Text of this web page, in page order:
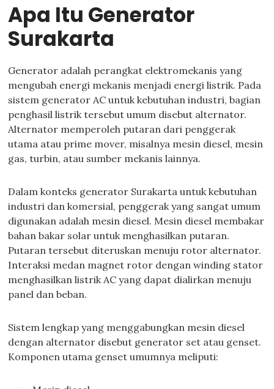
Apa Itu Generator
Surakarta
Generator adalah perangkat elektromekanis yang
mengubah energi mekanis menjadi energi listrik. Pada
sistem generator AC untuk kebutuhan industri, bagian
penghasil listrik tersebut umum disebut alternator.
Alternator memperoleh putaran dari penggerak
utama atau prime mover, misalnya mesin diesel, mesin
gas, turbin, atau sumber mekanis lainnya.
Dalam konteks generator Surakarta untuk kebutuhan
industri dan komersial, penggerak yang sangat umum
digunakan adalah mesin diesel. Mesin diesel membakar
bahan bakar solar untuk menghasilkan putaran.
Putaran tersebut diteruskan menuju rotor alternator.
Interaksi medan magnet rotor dengan winding stator
menghasilkan listrik AC yang dapat dialirkan menuju
panel dan beban.
Sistem lengkap yang menggabungkan mesin diesel
dengan alternator disebut generator set atau genset.
Komponen utama genset umumnya meliputi: